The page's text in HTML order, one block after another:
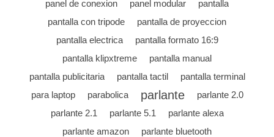
panel de conexion panel modular
pantalla
pantalla con tripode
pantalla de proyeccion
pantalla electrica
pantalla formato 16:9
pantalla klipxtreme
pantalla manual
pantalla publicitaria
pantalla tactil
pantalla terminal
para laptop
parabolica parlante
parlante 2.0
parlante 2.1
parlante 5.1
parlante alexa
parlante amazon
parlante bluetooth